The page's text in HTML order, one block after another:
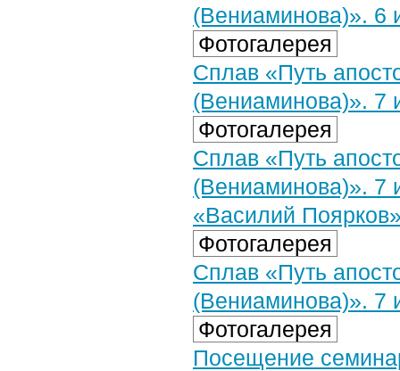
(Вениаминова)». 6
Фотогалерея
Сплав «Путь
(Вениаминова)». 7
Фотогалерея
Сплав «Путь
(Вениаминова)». 7
«Василий
Фотогалерея
Сплав «Путь
(Вениаминова)». 7
Фотогалерея
Посещение